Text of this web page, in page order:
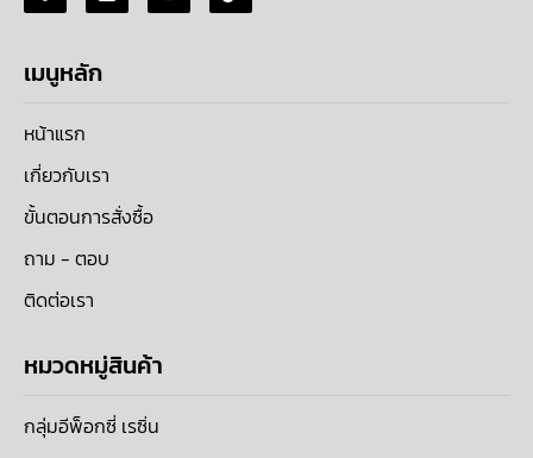
เมนูหลัก
หน้าแรก
เกี่ยวกับเรา
ขั้นตอนการสั่งซื้อ
ถาม - ตอบ
ติดต่อเรา
หมวดหมู่สินค้า
กลุ่มอีพ็อกซี่ เรซิ่น